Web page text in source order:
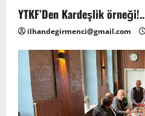
YTKF’Den Kardeşlik örneği!..
ilhandegirmenci@gmail.com